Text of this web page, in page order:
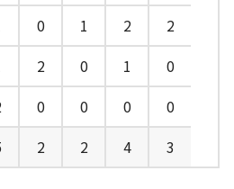
0 1 2
2
2 0 1
0
0 0 0
0
2 2 4 3